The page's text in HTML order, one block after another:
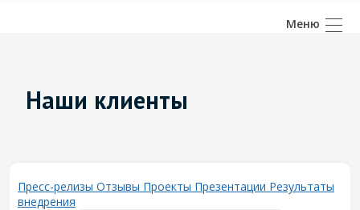
Наши клиенты
Пресс-релизы Отзывы Проекты Презентации Результаты
внедрения